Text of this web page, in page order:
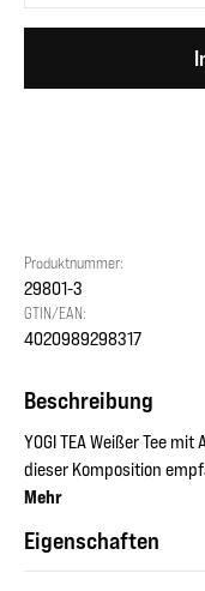
Produktnummer:
29801-3
GTIN/EAN:
4020989298317
Beschreibung
YOGI TEA Weißer Tee
dieser Komposition
Mehr
Eigenschaften